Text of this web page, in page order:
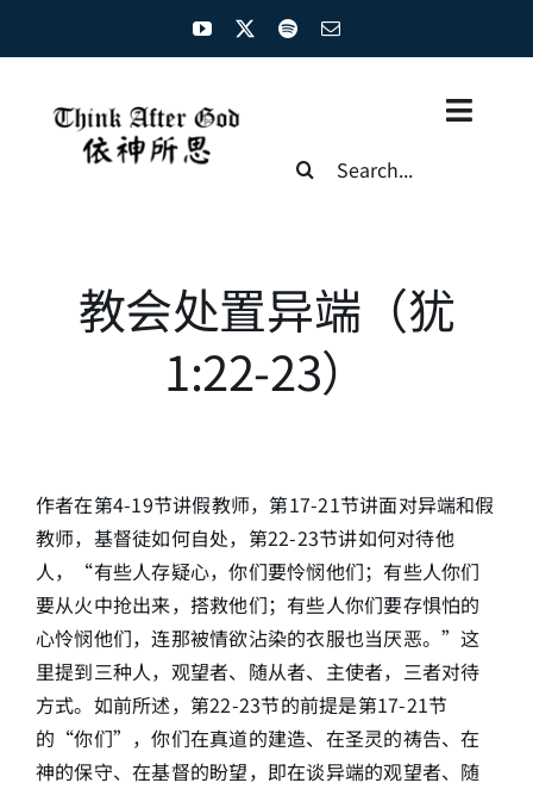
圣经概览
圣经解析
简介
下载
Search
教会处置异端（犹
1:22-23）
作者在第4-19节讲假教师，第17-21节讲面对异端和假
教师，基督徒如何自处，第22-23节讲如何对待他
人，“有些人存疑心，你们要怜悯他们；有些人你们
要从火中抢出来，搭救他们；有些人你们要存惧怕的
心怜悯他们，连那被情欲沾染的衣服也当厌恶。”这
里提到三种人，观望者、随从者、主使者，三者对待
方式。如前所述，第22-23节的前提是第17-21节
的“你们”，你们在真道的建造、在圣灵的祷告、在
神的保守、在基督的盼望，即在谈异端的观望者、随